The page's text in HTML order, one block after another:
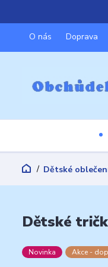
O nás Doprava
Dětské
Dětské
Novinka Akce -